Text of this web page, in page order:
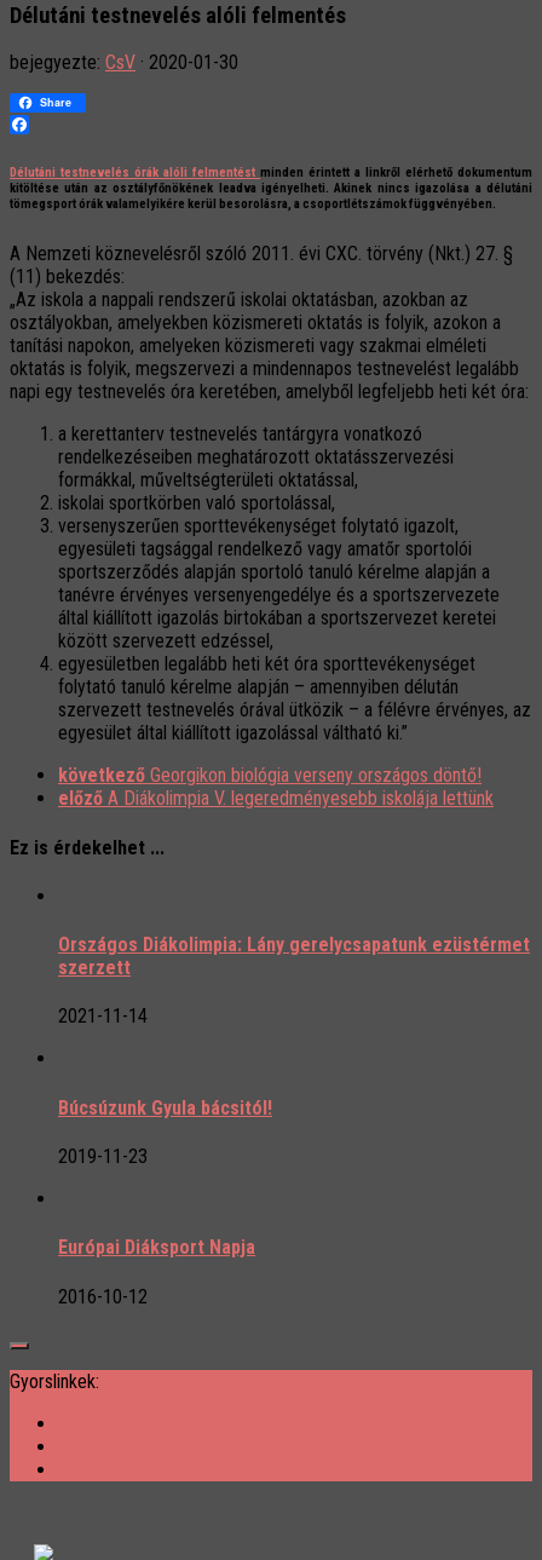
Délutáni testnevelés alóli felmentés
bejegyezte: CsV · 2020-01-30
Share
Délutáni testnevelés órák alóli felmentést minden érintett a linkről elérhető dokumentum
kitöltése után az osztályfőnökének leadva igényelheti. Akinek nincs igazolása a délutáni
tömegsport órák valamelyikére kerül besorolásra, a csoportlétszámok függvényében.
A Nemzeti köznevelésről szóló 2011. évi CXC. törvény (Nkt.) 27. §
(11) bekezdés:
„Az iskola a nappali rendszerű iskolai oktatásban, azokban az
osztályokban, amelyekben közismereti oktatás is folyik, azokon a
tanítási napokon, amelyeken közismereti vagy szakmai elméleti
oktatás is folyik, megszervezi a mindennapos testnevelést legalább
napi egy testnevelés óra keretében, amelyből legfeljebb heti két óra:
a kerettanterv testnevelés tantárgyra vonatkozó
rendelkezéseiben meghatározott oktatásszervezési
formákkal, műveltségterületi oktatással,
iskolai sportkörben való sportolással,
versenyszerűen sporttevékenységet folytató igazolt,
egyesületi tagsággal rendelkező vagy amatőr sportolói
sportszerződés alapján sportoló tanuló kérelme alapján a
tanévre érvényes versenyengedélye és a sportszervezete
által kiállított igazolás birtokában a sportszervezet keretei
között szervezett edzéssel,
egyesületben legalább heti két óra sporttevékenységet
folytató tanuló kérelme alapján – amennyiben délután
szervezett testnevelés órával ütközik – a félévre érvényes, az
egyesület által kiállított igazolással váltható ki.”
következő Georgikon biológia verseny országos döntő!
előző A Diákolimpia V. legeredményesebb iskolája lettünk
Ez is érdekelhet ...
Országos Diákolimpia: Lány gerelycsapatunk ezüstérmet
szerzett
2021-11-14
Búcsúzunk Gyula bácsitól!
2019-11-23
Európai Diáksport Napja
2016-10-12
Gyorslinkek: